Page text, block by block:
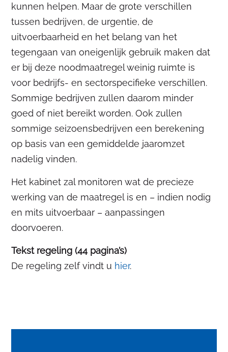
kunnen helpen. Maar de grote verschillen
tussen bedrijven, de urgentie, de
uitvoerbaarheid en het belang van het
tegengaan van oneigenlijk gebruik maken dat
er bij deze noodmaatregel weinig ruimte is
voor bedrijfs- en sectorspecifieke verschillen.
Sommige bedrijven zullen daarom minder
goed of niet bereikt worden. Ook zullen
sommige seizoensbedrijven een berekening
op basis van een gemiddelde jaaromzet
nadelig vinden.
Het kabinet zal monitoren wat de precieze
werking van de maatregel is en – indien nodig
en mits uitvoerbaar – aanpassingen
doorvoeren.
Tekst regeling (44 pagina’s)
De regeling zelf vindt u hier.